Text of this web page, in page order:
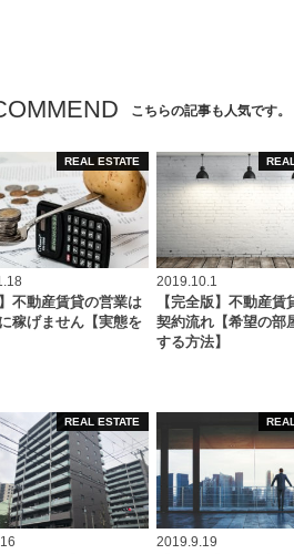
こちらの記事も人気です。
REAL ESTATE
】不動産賃貸の営業は
稼げません【実態を
2019.10.1
【完全版】不動産賃
契約流れ【希望の部
する方法】
REAL ESTATE
2019.9.19